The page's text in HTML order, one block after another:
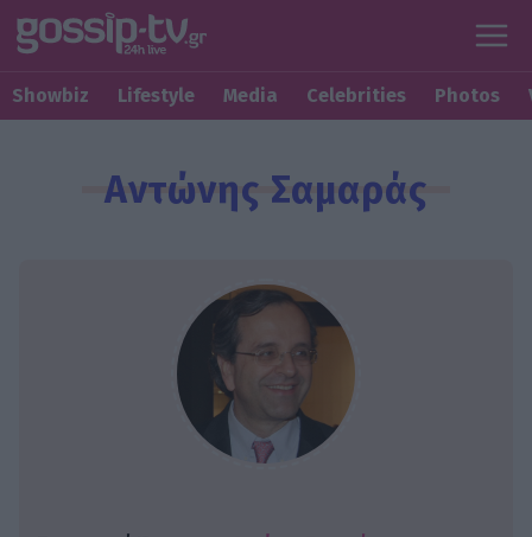
Showbiz Lifestyle Media Celebrities Photos
Αντώνης Σαμαράς